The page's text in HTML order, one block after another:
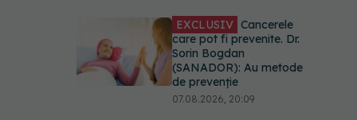
Testul din deget care ar
putea indica riscul pentru 8
boli majore
07.08.2026, 18:34